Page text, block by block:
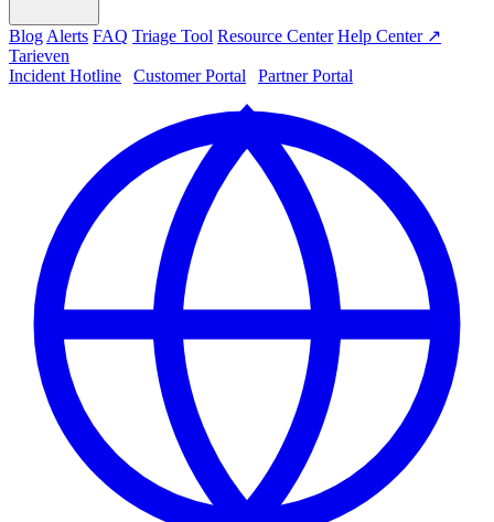
Blog Alerts FAQ Triage Tool Resource Center Help Center ↗
Tarieven
Incident Hotline
Customer Portal Partner Portal